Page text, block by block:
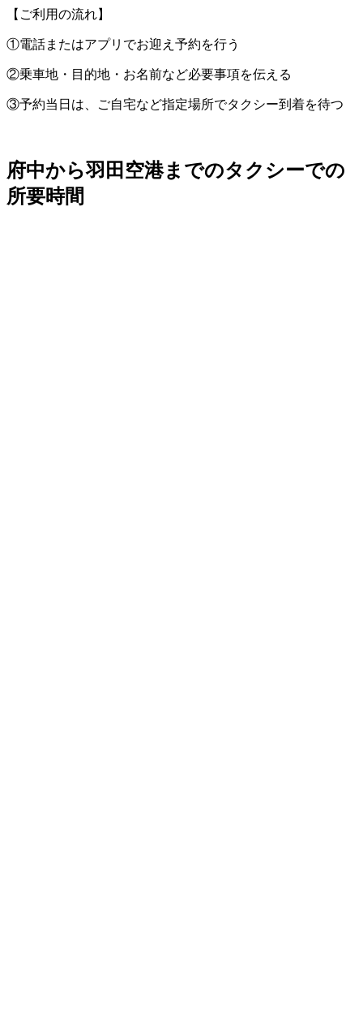
【ご利用の流れ】
①電話またはアプリでお迎え予約を行う
②乗車地・目的地・お名前など必要事項を伝える
③予約当日は、ご自宅など指定場所でタクシー到着を待つ
府中から羽田空港までのタクシーでの
所要時間